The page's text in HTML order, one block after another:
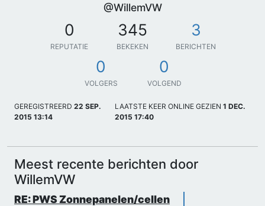
@WillemVW
0
REPUTATIE
345
BEKEKEN
3
BERICHTEN
0
VOLGERS
0
VOLGEND
GEREGISTREERD 22 SEP.
2015 13:14
LAATSTE KEER ONLINE GEZIEN 1 DEC.
2015 17:40
Meest recente berichten door
WillemVW
RE: PWS Zonnepanelen/cellen